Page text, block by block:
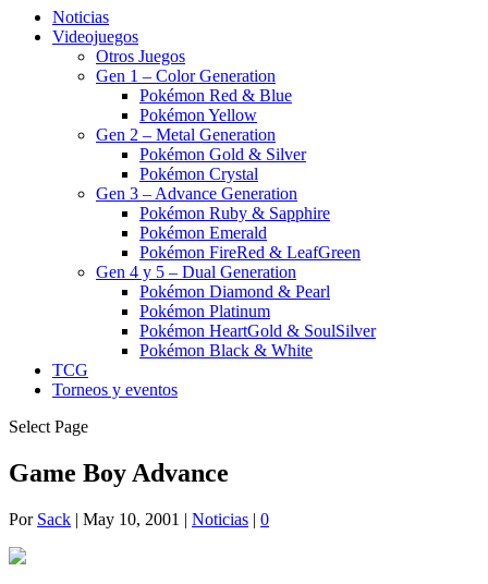
Noticias
Videojuegos
Otros Juegos
Gen 1 – Color Generation
Pokémon Red & Blue
Pokémon Yellow
Gen 2 – Metal Generation
Pokémon Gold & Silver
Pokémon Crystal
Gen 3 – Advance Generation
Pokémon Ruby & Sapphire
Pokémon Emerald
Pokémon FireRed & LeafGreen
Gen 4 y 5 – Dual Generation
Pokémon Diamond & Pearl
Pokémon Platinum
Pokémon HeartGold & SoulSilver
Pokémon Black & White
TCG
Torneos y eventos
Select Page
Game Boy Advance
Por Sack | May 10, 2001 | Noticias | 0